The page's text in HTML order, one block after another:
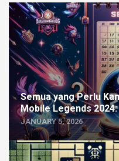
Semua yang Perlu
Mobile Legends
JANUARY 5, 2026